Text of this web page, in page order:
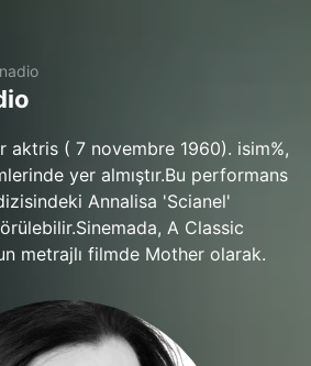
aktris ( 7 novembre 1960). isim%,
yer almıştır.Bu performans
Annalisa 'Scianel'
A Classic
metrajlı filmde Mother olarak.